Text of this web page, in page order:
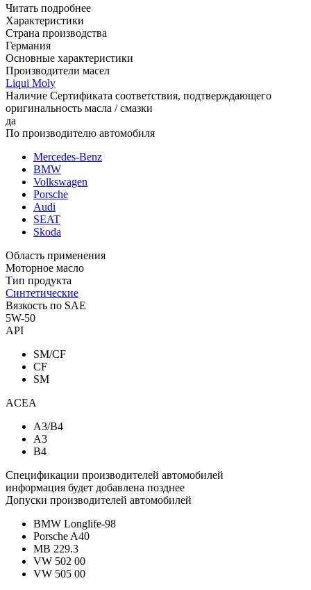
Читать подробнее
Характеристики
Страна производства
Германия
Основные характеристики
Производители масел
Liqui Moly
Наличие Сертификата соответствия, подтверждающего
оригинальность масла / смазки
да
По производителю автомобиля
Mercedes-Benz
BMW
Volkswagen
Porsche
Audi
SEAT
Skoda
Область применения
Моторное масло
Тип продукта
Синтетические
Вязкость по SAE
5W-50
API
SM/CF
CF
SM
ACEA
A3/B4
A3
B4
Спецификации производителей автомобилей
информация будет добавлена позднее
Допуски производителей автомобилей
BMW Longlife-98
Porsche A40
MB 229.3
VW 502 00
VW 505 00